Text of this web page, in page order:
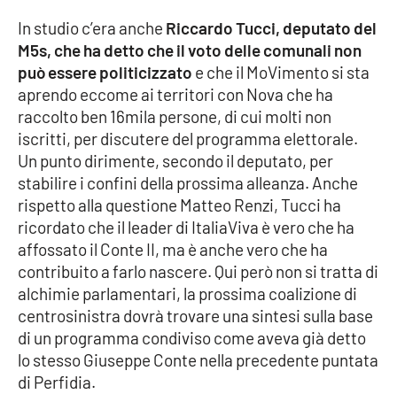
Eventi
Food
Storie
LAC
NETWORK
Lacplay.it
Lactv.it
Laconair.it
Lacitymag.it
In studio c’era anche Riccardo Tucci, deputato del
M5s, che ha detto che il voto delle comunali non
può essere politicizzato e che il MoVimento si sta
aprendo eccome ai territori con Nova che ha
raccolto ben 16mila persone, di cui molti non
iscritti, per discutere del programma elettorale.
Un punto dirimente, secondo il deputato, per
stabilire i confini della prossima alleanza. Anche
rispetto alla questione Matteo Renzi, Tucci ha
ricordato che il leader di ItaliaViva è vero che ha
affossato il Conte II, ma è anche vero che ha
contribuito a farlo nascere. Qui però non si tratta di
alchimie parlamentari, la prossima coalizione di
centrosinistra dovrà trovare una sintesi sulla base
di un programma condiviso come aveva già detto
lo stesso Giuseppe Conte nella precedente puntata
di Perfidia.